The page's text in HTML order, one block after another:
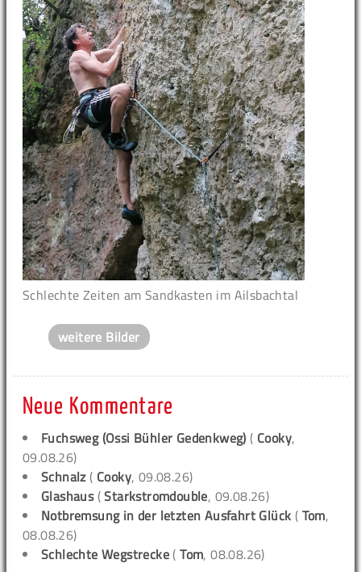
Schlechte Zeiten am Sandkasten im Ailsbachtal
weitere Bilder
Neue Kommentare
Fuchsweg (Ossi Bühler Gedenkweg) ( Cooky,
09.08.26)
Schnalz( Cooky, 09.08.26)
Glashaus(Starkstromdouble, 09.08.26)
Notbremsung in der letzten Ausfahrt Glück ( Tom,
08.08.26)
Schlechte Wegstrecke (Tom, 08.08.26)